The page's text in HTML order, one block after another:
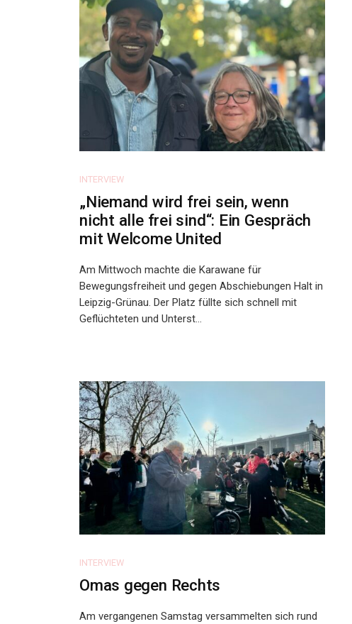
INTERVIEW
„Niemand wird frei sein, wenn
nicht alle frei sind“: Ein Gespräch
mit Welcome United
Am Mittwoch machte die Karawane für
Bewegungsfreiheit und gegen Abschiebungen Halt in
Leipzig-Grünau. Der Platz füllte sich schnell mit
Geflüchteten und Unterst...
INTERVIEW
Omas gegen Rechts
Am vergangenen Samstag versammelten sich rund